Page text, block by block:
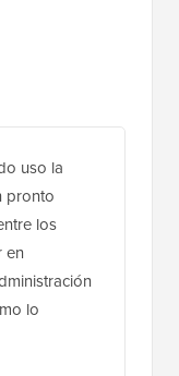
uso la
pronto
los
en
lo